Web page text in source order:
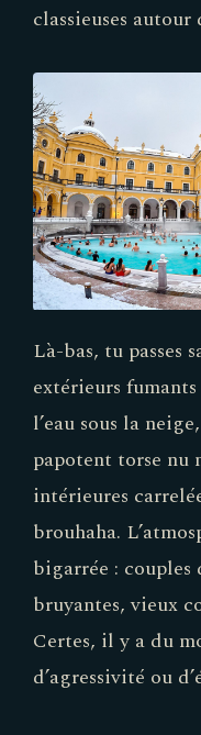
classieuses
Là-bas, tu passes
extérieurs
l’eau sous la
papotent torse nu
intérieures
brouhaha.
bigarrée :
bruyantes, vieux
Certes, il y a du
d’agressivité ou